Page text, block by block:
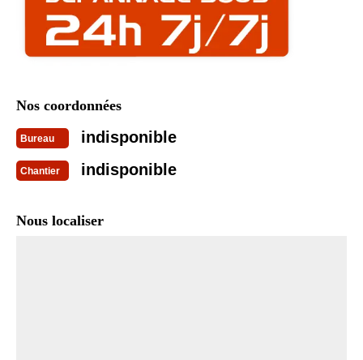
Nos coordonnées
Bureau indisponible
Chantier indisponible
Nous localiser